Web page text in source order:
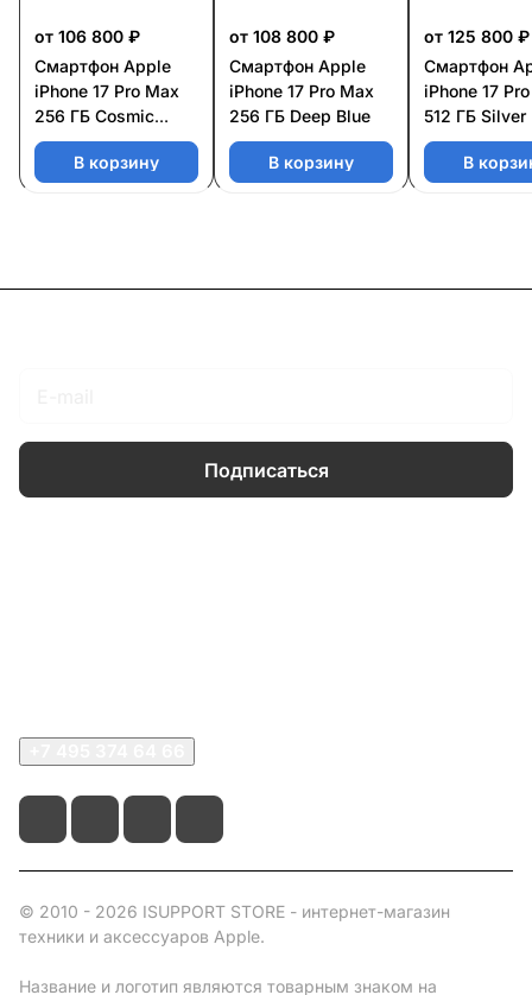
от 106 800 ₽
Смартфон Apple
iPhone 17 Pro Max
256 ГБ Cosmic
Orange
В корзину
от 108 800 ₽
Смартфон Apple
iPhone 17 Pro Max
256 ГБ Deep Blue
В корзину
от 125 800 ₽
Смартфон
iPhone 17
512 ГБ Silver
В
Подписаться
© 2010 - 2026 ISUPPORT STORE - интернет-магазин
техники и аксессуаров Apple.
Название и логотип являются товарным знаком на